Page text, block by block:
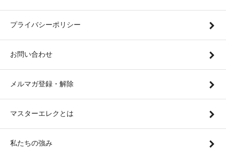
プライバシーポリシー
お問い合わせ
メルマガ登録・解除
マスターエレクとは
私たちの強み